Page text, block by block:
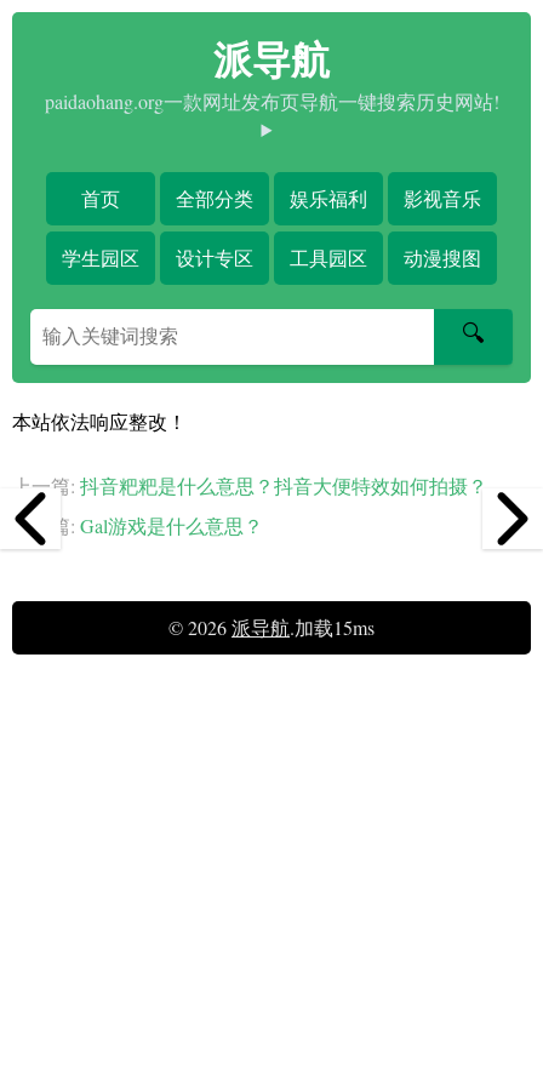
派导航
paidaohang.org一款网址发布页导航一键搜索历史网站!
首页 全部分类 娱乐福利 影视音乐
学生园区 设计专区 工具园区 动漫搜图
搜
索
字
🔍
本站依法响应整改！
上一篇: 抖音粑粑是什么意思？抖音大便特效如何拍摄？
下一篇: Gal游戏是什么意思？
© 2026派导航.加载15ms